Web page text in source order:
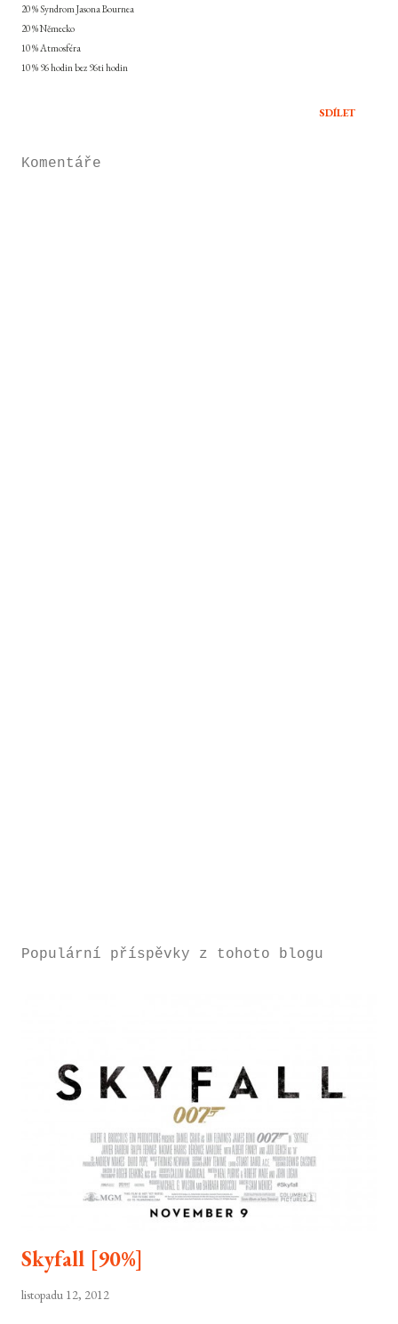
20 % Syndrom Jasona Bournea
20 % Německo
10 % Atmosféra
10 % 96 hodin bez 96ti hodin
SDÍLET
Komentáře
Populární příspěvky z tohoto blogu
Skyfall [90%]
listopadu 12, 2012